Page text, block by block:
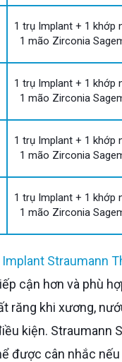
1 trụ Implant + 1 khớp
1 mão Zirconia
1 trụ Implant + 1 khớp
1 mão Zirconia
1 trụ Implant + 1 khớp
1 mão Zirconia
1 trụ Implant + 1 khớp
1 mão Zirconia
Straumann
cận hơn và phù
răng khi xương,
kiện. Straumann
được cân nhắc